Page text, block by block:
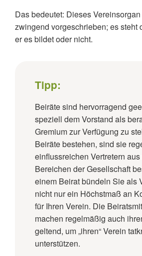
Das bedeutet: Dieses
zwingend vorgeschrieben; es steht
er es bildet oder nicht.
Tipp:
Beiräte sind hervorragend
speziell dem Vorstand als
Gremium zur Verfügung zu
Beiräte bestehen, sind sie
einflussreichen Vertretern
Bereichen der Gesellschaft
einem Beirat bündeln Sie als
nicht nur ein Höchstmaß an
für Ihren Verein. Die
machen regelmäßig auch
geltend, um „ihren“ Verein
unterstützen.